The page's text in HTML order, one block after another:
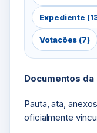
Expediente
Votações (7)
Documentos da
Pauta, ata,
oficialmente